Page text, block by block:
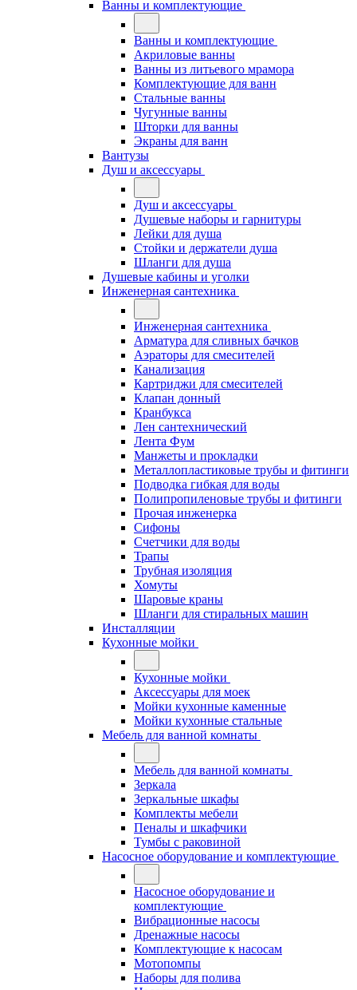
Ванны и комплектующие
Ванны и комплектующие
Акриловые ванны
Ванны из литьевого мрамора
Комплектующие для ванн
Стальные ванны
Чугунные ванны
Шторки для ванны
Экраны для ванн
Вантузы
Душ и аксессуары
Душ и аксессуары
Душевые наборы и гарнитуры
Лейки для душа
Стойки и держатели душа
Шланги для душа
Душевые кабины и уголки
Инженерная сантехника
Инженерная сантехника
Арматура для сливных бачков
Аэраторы для смесителей
Канализация
Картриджи для смесителей
Клапан донный
Кранбукса
Лен сантехнический
Лента Фум
Манжеты и прокладки
Металлопластиковые трубы и фитинги
Подводка гибкая для воды
Полипропиленовые трубы и фитинги
Прочая инженерка
Сифоны
Счетчики для воды
Трапы
Трубная изоляция
Хомуты
Шаровые краны
Шланги для стиральных машин
Инсталляции
Кухонные мойки
Кухонные мойки
Аксессуары для моек
Мойки кухонные каменные
Мойки кухонные стальные
Мебель для ванной комнаты
Мебель для ванной комнаты
Зеркала
Зеркальные шкафы
Комплекты мебели
Пеналы и шкафчики
Тумбы с раковиной
Насосное оборудование и комплектующие
Насосное оборудование и
комплектующие
Вибрационные насосы
Дренажные насосы
Комплектующие к насосам
Мотопомпы
Наборы для полива